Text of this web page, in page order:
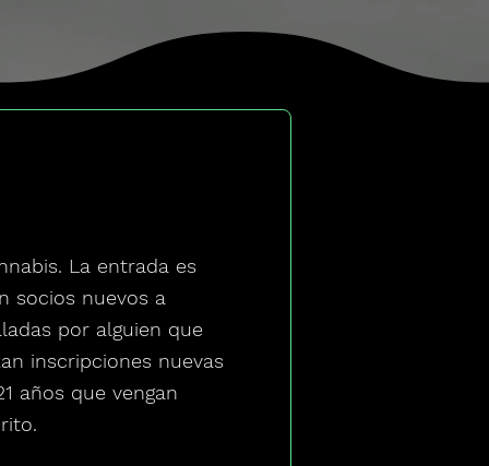
La entrada es
socios nuevos a
por alguien que
inscripciones nuevas
años que vengan